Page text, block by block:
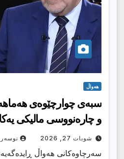
هەواڵ
سبەی چوارچێوەی
و چارەنووسى مالیکى
شوبات 27, 2026 نوسەر
سەرچاوەكانی هەواڵ